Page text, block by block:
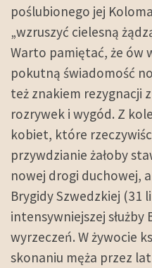
poślubionego jej
„wzruszyć cielesną
Warto pamiętać, że ów
pokutną świadomość
też znakiem rezygnacji
rozrywek i wygód. Z
kobiet, które
przywdzianie żałoby
nowej drogi duchowej,
Brygidy Szwedzkiej (31
intensywniejszej służby
wyrzeczeń. W żywocie
skonaniu męża przez